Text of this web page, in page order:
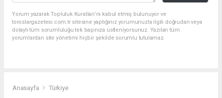
Yorum yazarak Topluluk Kuralları’nı kabul etmiş bulunuyor ve
toroslargazetesi.com.tr sitesine yaptığınız yorumunuzla ilgili doğrudan veya
dolaylı tüm sorumluluğu tek başınıza üstleniyorsunuz. Yazılan tüm
yorumlardan site yönetimi hiçbir şekilde sorumlu tutulamaz.
Anasayfa Türkiye